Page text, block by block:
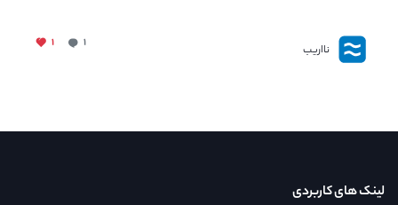
نااریب ۱ ۱
لینک های کاربردی